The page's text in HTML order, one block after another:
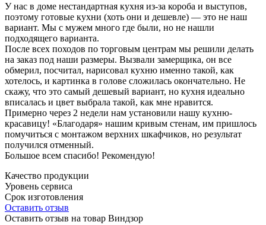
У нас в доме нестандартная кухня из-за короба и выступов,
поэтому готовые кухни (хоть они и дешевле) — это не наш
вариант. Мы с мужем много где были, но не нашли
подходящего варианта.
После всех походов по торговым центрам мы решили делать
на заказ под наши размеры. Вызвали замерщика, он все
обмерил, посчитал, нарисовал кухню именно такой, как
хотелось, и картинка в голове сложилась окончательно. Не
скажу, что это самый дешевый вариант, но кухня идеально
вписалась и цвет выбрала такой, как мне нравится.
Примерно через 2 недели нам установили нашу кухню-
красавицу! «Благодаря» нашим кривым стенам, им пришлось
помучиться с монтажом верхних шкафчиков, но результат
получился отменный.
Большое всем спасибо! Рекомендую!
Качество продукции
Уровень сервиса
Срок изготовления
Оставить отзыв
Оставить отзыв на товар Виндзор